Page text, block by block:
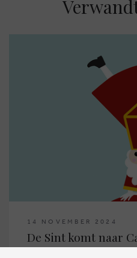
14 NOVEMBER 2024
De Sint komt naar
1980 ZEMST,
E.
T. +32
© 2026
KLARER E-COMMERCE
WEBSITE BY